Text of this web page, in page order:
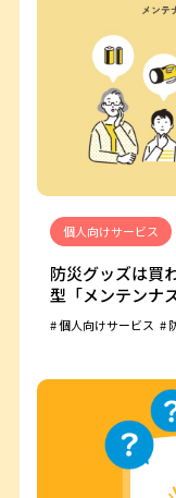
個人向けサービス
防災グッズは買
型「メンテンナ
個人向けサービス